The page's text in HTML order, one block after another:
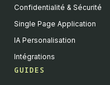
Confidentialité & Sécurité
Single Page Application
IA Personalisation
Intégrations
GUIDES